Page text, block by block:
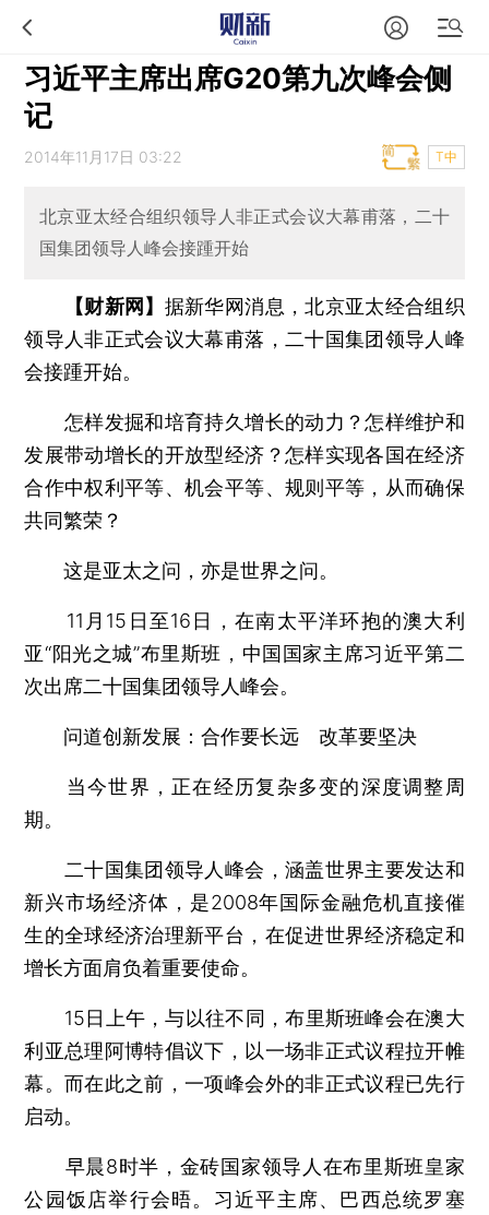
习近平主席出席G20第九次峰会侧
记
2014年11月17日 03:22 T中
北京亚太经合组织领导人非正式会议大幕甫落，二十
国集团领导人峰会接踵开始
【财新网】 据新华网消息，北京亚太经合组织
领导人非正式会议大幕甫落，二十国集团领导人峰
会接踵开始。
怎样发掘和培育持久增长的动力？怎样维护和
发展带动增长的开放型经济？怎样实现各国在经济
合作中权利平等、机会平等、规则平等，从而确保
共同繁荣？
这是亚太之问，亦是世界之问。
11月15日至16日，在南太平洋环抱的澳大利
亚“阳光之城”布里斯班，中国国家主席习近平第二
次出席二十国集团领导人峰会。
问道创新发展：合作要长远 改革要坚决
当今世界，正在经历复杂多变的深度调整周
期。
二十国集团领导人峰会，涵盖世界主要发达和
新兴市场经济体，是2008年国际金融危机直接催
生的全球经济治理新平台，在促进世界经济稳定和
增长方面肩负着重要使命。
15日上午，与以往不同，布里斯班峰会在澳大
利亚总理阿博特倡议下，以一场非正式议程拉开帷
幕。而在此之前，一项峰会外的非正式议程已先行
启动。
早晨8时半，金砖国家领导人在布里斯班皇家
公园饭店举行会晤。习近平主席、巴西总统罗塞